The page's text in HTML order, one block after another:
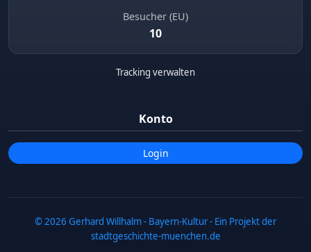
Besucher (EU)
10
Tracking verwalten
Konto
Login
© 2026 Gerhard Willhalm - Bayern-Kultur - Ein Projekt der
stadtgeschichte-muenchen.de